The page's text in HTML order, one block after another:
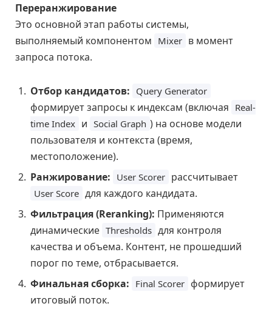
Переранжирование
Это основной этап работы системы,
выполняемый компонентом Mixer в момент
запроса потока.
Отбор кандидатов: Query Generator
формирует запросы к индексам (включая Real-
time Index и Social Graph ) на основе модели
пользователя и контекста (время,
местоположение).
Ранжирование: User Scorer рассчитывает
User Score для каждого кандидата.
Фильтрация (Reranking): Применяются
динамические Thresholds для контроля
качества и объема. Контент, не прошедший
порог по теме, отбрасывается.
Финальная сборка: Final Scorer формирует
итоговый поток.